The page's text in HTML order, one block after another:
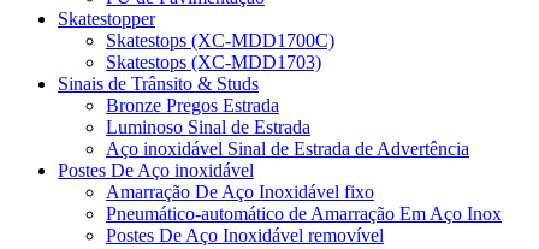
Skatestopper
Skatestops (XC-MDD1700C)
Skatestops (XC-MDD1703)
Sinais de Trânsito & Studs
Bronze Pregos Estrada
Luminoso Sinal de Estrada
Aço inoxidável Sinal de Estrada de Advertência
Postes De Aço inoxidável
Amarração De Aço Inoxidável fixo
Pneumático-automático de Amarração Em Aço Inox
Postes De Aço Inoxidável removível